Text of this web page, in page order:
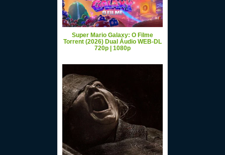
Super Mario Galaxy: O Filme
Torrent (2026) Dual Áudio WEB-DL
720p | 1080p